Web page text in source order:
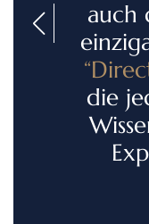
auch
die